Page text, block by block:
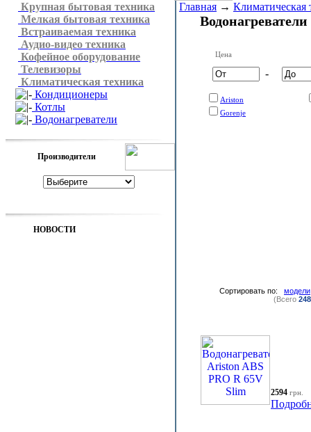
Крупная бытовая техника
Мелкая бытовая техника
Встраиваемая техника
Аудио-видео техника
Кофейное оборудование
Телевизоры
Климатическая техника
Кондиционеры
Котлы
Водонагреватели
Производители
НОВОСТИ
Главная → Климатическая
Водонагреватели
Цена
-
Ariston
Gorenje
Сортировать по: модели
(Всего 248
2594 грн.